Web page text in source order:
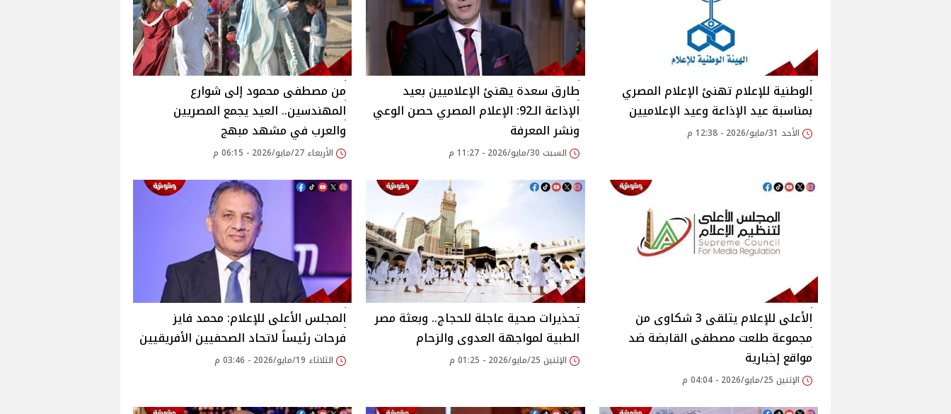
الوطنية للإعلام تهنئ الإعلام المصري
بمناسبة عيد الإذاعة وعيد الإعلاميين
الأحد 31/مايو/2026 - 12:38 م
طارق سعدة يهنئ الإعلاميين بعيد
الإذاعة الـ92: الإعلام المصري حصن الوعي
ونشر المعرفة
السبت 30/مايو/2026 - 11:27 م
من مصطفى محمود إلى شوارع
المهندسين.. العيد يجمع المصريين
والعرب في مشهد مبهج
الأربعاء 27/مايو/2026 - 06:15 م
الأعلى للإعلام يتلقى 3 شكاوى من
مجموعة طلعت مصطفى القابضة ضد
مواقع إخبارية
الإثنين 25/مايو/2026 - 04:04 م
تحذيرات صحية عاجلة للحجاج.. وبعثة مصر
الطبية لمواجهة العدوى والزحام
الإثنين 25/مايو/2026 - 01:25 م
المجلس الأعلى للإعلام: محمد فايز
فرحات رئيساً لاتحاد الصحفيين الأفريقيين
الثلاثاء 19/مايو/2026 - 03:46 م